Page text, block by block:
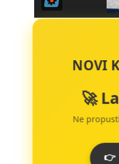
NOVI
🚀
Ne
👉